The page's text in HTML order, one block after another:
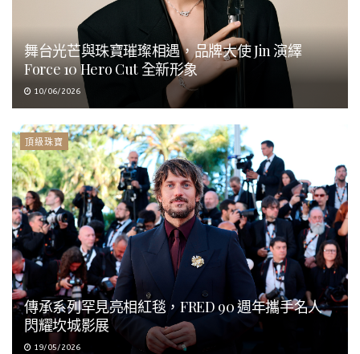
舞台光芒與珠寶璀璨相遇，品牌大使 Jin 演繹
Force 10 Hero Cut 全新形象
10/06/2026
頂級珠寶
傳承系列罕見亮相紅毯，FRED 90 週年攜手名人
閃耀坎城影展
19/05/2026